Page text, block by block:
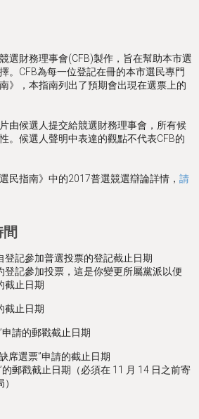
選財務理事會(CFB)製作，旨在幫助本市選
。CFB為每一位登記在冊的本市選民專門
》，本指南列出了預期會出現在選票上的
由候選人提交給競選財務理事會，所有候
。候選人聲明中表達的觀點不代表CFB的
民指南》中的2017普選競選辯論詳情， 請
登記參加普選投票的登記截止日期
登記參加投票，這是你變更所屬黨派以便
截止日期
截止日期
申請的郵戳截止日期
席選票”申請的截止日期
的郵戳截止日期（必須在 11 月 14 日之前寄